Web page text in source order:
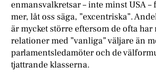
enmansvalkretsar – inte minst USA –
mer, låt oss säga, ”excentriska”.
är mycket större eftersom de ofta har
relationer med ”vanliga” väljare än
parlamentsledamöter och de
tjattrande klasserna.